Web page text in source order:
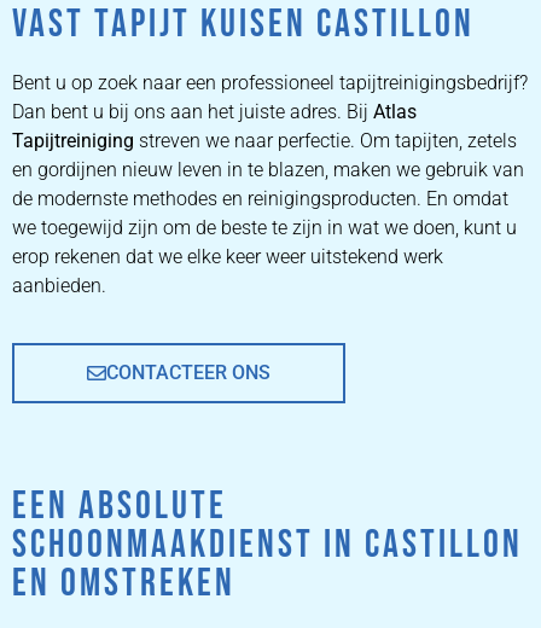
ZETEL
REINIGEN
ZETEL REINIGEN DOOR
PROFESSIONALS
VAST TAPIJT KUISEN CASTILLON
Bent u op zoek naar een professioneel tapijtreinigingsbedrijf?
Dan bent u bij ons aan het juiste adres. Bij Atlas
Tapijtreiniging streven we naar perfectie. Om tapijten, zetels
en gordijnen nieuw leven in te blazen, maken we gebruik van
de modernste methodes en reinigingsproducten. En omdat
we toegewijd zijn om de beste te zijn in wat we doen, kunt u
erop rekenen dat we elke keer weer uitstekend werk
aanbieden.
CONTACTEER ONS
EEN ABSOLUTE
SCHOONMAAKDIENST IN CASTILLON
EN OMSTREKEN